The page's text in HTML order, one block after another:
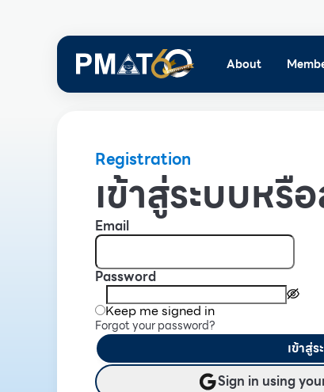
About
Registration
เข้าสู่ระบบห
Email
Password
Keep me signed in
Forgot your password?
เข้าสู่ร
Sign in using